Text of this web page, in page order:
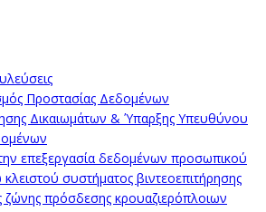
Προστασίας Δεδομένων
Δικαιωμάτων & Ύπαρξης Υπευθύνου
επεξεργασία δεδομένων προσωπικού
συστήματος βιντεοεπιτήρησης
ζώνης πρόσδεσης κρουαζιερόπλοιων